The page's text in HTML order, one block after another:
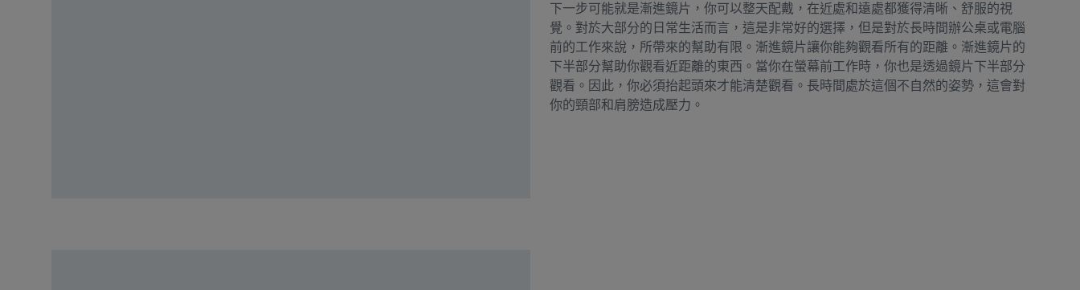
下一步可能就是漸進鏡片，你可以整天配戴，在近處和遠處都獲得清晰、舒服的視
覺。對於大部分的日常生活而言，這是非常好的選擇，但是對於長時間辦公桌或電腦
前的工作來說，所帶來的幫助有限。漸進鏡片讓你能夠觀看所有的距離。漸進鏡片的
下半部分幫助你觀看近距離的東西。當你在螢幕前工作時，你也是透過鏡片下半部分
觀看。因此，你必須抬起頭來才能清楚觀看。長時間處於這個不自然的姿勢，這會對
你的頸部和肩膀造成壓力。